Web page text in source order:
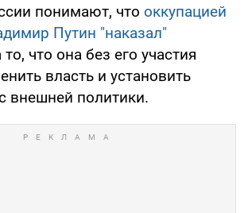
понимают, что оккупацией
Путин "наказал"
то, что она без его участия
власть и установить
внешней политики.